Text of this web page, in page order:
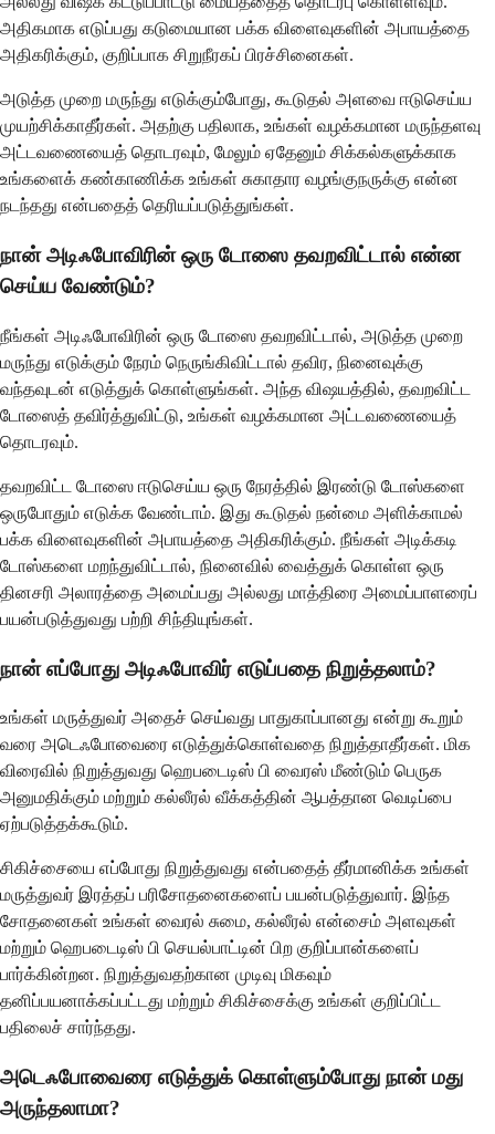
அதிகமாக எடுப்பது கடுமையான பக்க விளைவுகளின் அபாயத்தை
அதிகரிக்கும், குறிப்பாக சிறுநீரகப் பிரச்சினைகள்.
அடுத்த முறை மருந்து எடுக்கும்போது, ​​கூடுதல் அளவை ஈடுசெய்ய
முயற்சிக்காதீர்கள். அதற்கு பதிலாக, உங்கள் வழக்கமான மருந்தளவு
அட்டவணையைத் தொடரவும், மேலும் ஏதேனும் சிக்கல்களுக்காக
உங்களைக் கண்காணிக்க உங்கள் சுகாதார வழங்குநருக்கு என்ன
நடந்தது என்பதைத் தெரியப்படுத்துங்கள்.
நான் அடிஃபோவிரின் ஒரு டோஸை தவறவிட்டால் என்ன
செய்ய வேண்டும்?
நீங்கள் அடிஃபோவிரின் ஒரு டோஸை தவறவிட்டால், அடுத்த முறை
மருந்து எடுக்கும் நேரம் நெருங்கிவிட்டால் தவிர, நினைவுக்கு
வந்தவுடன் எடுத்துக் கொள்ளுங்கள். அந்த விஷயத்தில், தவறவிட்ட
டோஸைத் தவிர்த்துவிட்டு, உங்கள் வழக்கமான அட்டவணையைத்
தொடரவும்.
தவறவிட்ட டோஸை ஈடுசெய்ய ஒரு நேரத்தில் இரண்டு டோஸ்களை
ஒருபோதும் எடுக்க வேண்டாம். இது கூடுதல் நன்மை அளிக்காமல்
பக்க விளைவுகளின் அபாயத்தை அதிகரிக்கும். நீங்கள் அடிக்கடி
டோஸ்களை மறந்துவிட்டால், நினைவில் வைத்துக் கொள்ள ஒரு
தினசரி அலாரத்தை அமைப்பது அல்லது மாத்திரை அமைப்பாளரைப்
பயன்படுத்துவது பற்றி சிந்தியுங்கள்.
நான் எப்போது அடிஃபோவிர் எடுப்பதை நிறுத்தலாம்?
உங்கள் மருத்துவர் அதைச் செய்வது பாதுகாப்பானது என்று கூறும்
வரை அடெஃபோவைரை எடுத்துக்கொள்வதை நிறுத்தாதீர்கள். மிக
விரைவில் நிறுத்துவது ஹெபடைடிஸ் பி வைரஸ் மீண்டும் பெருக
அனுமதிக்கும் மற்றும் கல்லீரல் வீக்கத்தின் ஆபத்தான வெடிப்பை
ஏற்படுத்தக்கூடும்.
சிகிச்சையை எப்போது நிறுத்துவது என்பதைத் தீர்மானிக்க உங்கள்
மருத்துவர் இரத்தப் பரிசோதனைகளைப் பயன்படுத்துவார். இந்த
சோதனைகள் உங்கள் வைரல் சுமை, கல்லீரல் என்சைம் அளவுகள்
மற்றும் ஹெபடைடிஸ் பி செயல்பாட்டின் பிற குறிப்பான்களைப்
பார்க்கின்றன. நிறுத்துவதற்கான முடிவு மிகவும்
தனிப்பயனாக்கப்பட்டது மற்றும் சிகிச்சைக்கு உங்கள் குறிப்பிட்ட
பதிலைச் சார்ந்தது.
அடெஃபோவைரை எடுத்துக் கொள்ளும்போது நான் மது
அருந்தலாமா?